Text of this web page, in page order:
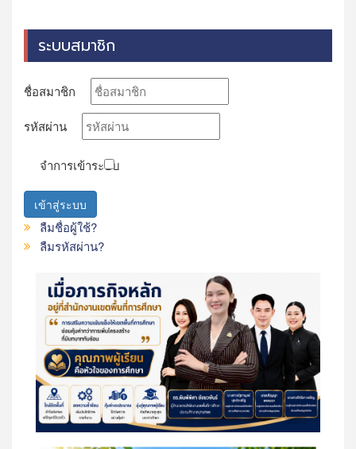
ระบบสมาชิก
ชื่อสมาชิก
รหัสผ่าน
จำการเข้าระบบ
เข้าสู่ระบบ
ลืมชื่อผู้ใช้?
ลืมรหัสผ่าน?